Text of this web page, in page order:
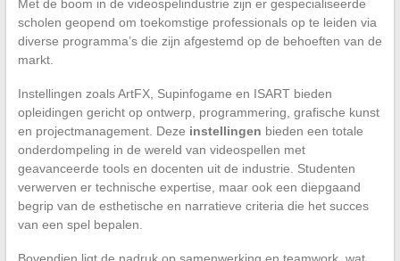
Met de boom in de videospelindustrie zijn er gespecialiseerde
scholen geopend om toekomstige professionals op te leiden via
diverse programma’s die zijn afgestemd op de behoeften van de
markt.
Instellingen zoals ArtFX, Supinfogame en ISART bieden
opleidingen gericht op ontwerp, programmering, grafische kunst
en projectmanagement. Deze instellingen bieden een totale
onderdompeling in de wereld van videospellen met
geavanceerde tools en docenten uit de industrie. Studenten
verwerven er technische expertise, maar ook een diepgaand
begrip van de esthetische en narratieve criteria die het succes
van een spel bepalen.